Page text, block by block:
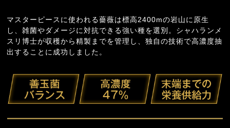
マスターピースに使われる薔薇は標高2400mの岩山に原生
し、雑菌やダメージに対抗できる強い種を選別。シャハランメ
スリ博士が収穫から精製までを管理し、独自の技術で高濃度抽
出することに成功しました。